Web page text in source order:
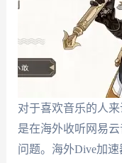
对于喜欢音乐的人
是在海外收听网易
问题。海外Dive加速